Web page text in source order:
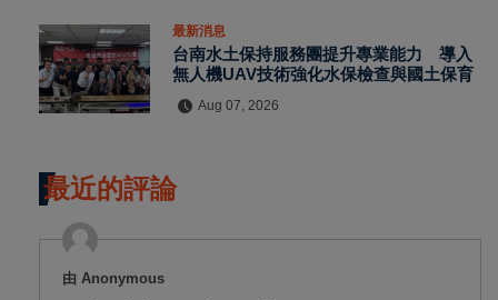
最新消息
台南水土保持服務團提升專業能力 導入
無人機UAV技術強化水保檢查與國土保育
Aug 07, 2026
最近的評論
由 Anonymous